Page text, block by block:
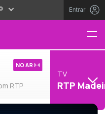
Entrar
RTP
NO AR
TV
RTP